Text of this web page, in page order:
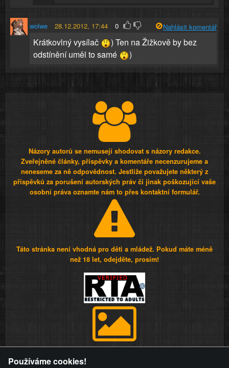
wolwe 28.12.2012, 17:44 0 Nahlásit komentář
Krátkovlný vysílač
) Ten na Žižkově by bez
odstínění uměl to samé
)
Názory autorů se nemusejí shodovat s názory redakce.
Zveřejněné články, příspěvky a komentáře necenzurujeme a
neneseme za ně odpovědnost. Jestliže považujete některý z
příspěvků za porušení autorských práv či jinak poškozující vaše
osobní práva oznamte nám to přes kontaktní formulář.
Táto stránka není vhodná pro děti a mládež. Pokud máte méně
než 18 let, odejděte, prosím!
videa a komentáře. Osoba, které se toto opatření provozovatele
Používáme cookies!